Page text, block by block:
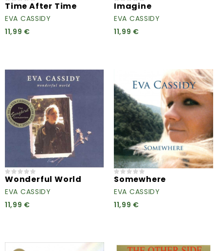
Time After Time
EVA CASSIDY
11,99 €
Imagine
EVA CASSIDY
11,99 €
Wonderful World
EVA CASSIDY
11,99 €
Somewhere
EVA CASSIDY
11,99 €